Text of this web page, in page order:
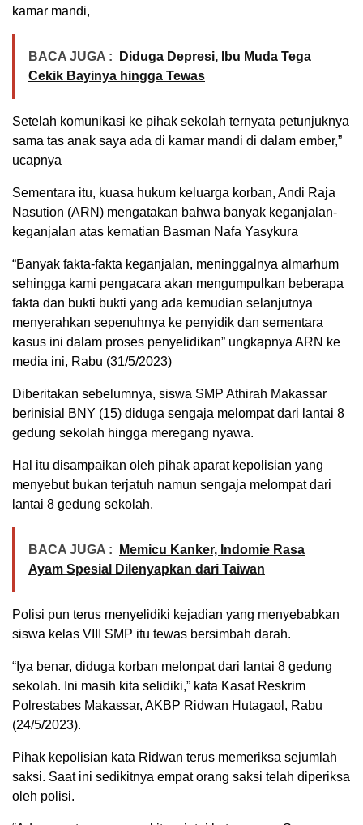
kamar mandi,
BACA JUGA :
Diduga Depresi, Ibu Muda Tega
Cekik Bayinya hingga Tewas
Setelah komunikasi ke pihak sekolah ternyata petunjuknya
sama tas anak saya ada di kamar mandi di dalam ember,”
ucapnya
Sementara itu, kuasa hukum keluarga korban, Andi Raja
Nasution (ARN) mengatakan bahwa banyak keganjalan-
keganjalan atas kematian Basman Nafa Yasykura
“Banyak fakta-fakta keganjalan, meninggalnya almarhum
sehingga kami pengacara akan mengumpulkan beberapa
fakta dan bukti bukti yang ada kemudian selanjutnya
menyerahkan sepenuhnya ke penyidik dan sementara
kasus ini dalam proses penyelidikan” ungkapnya ARN ke
media ini, Rabu (31/5/2023)
Diberitakan sebelumnya, siswa SMP Athirah Makassar
berinisial BNY (15) diduga sengaja melompat dari lantai 8
gedung sekolah hingga meregang nyawa.
Hal itu disampaikan oleh pihak aparat kepolisian yang
menyebut bukan terjatuh namun sengaja melompat dari
lantai 8 gedung sekolah.
BACA JUGA :
Memicu Kanker, Indomie Rasa
Ayam Spesial Dilenyapkan dari Taiwan
Polisi pun terus menyelidiki kejadian yang menyebabkan
siswa kelas VIII SMP itu tewas bersimbah darah.
“Iya benar, diduga korban melonpat dari lantai 8 gedung
sekolah. Ini masih kita selidiki,” kata Kasat Reskrim
Polrestabes Makassar, AKBP Ridwan Hutagaol, Rabu
(24/5/2023).
Pihak kepolisian kata Ridwan terus memeriksa sejumlah
saksi. Saat ini sedikitnya empat orang saksi telah diperiksa
oleh polisi.